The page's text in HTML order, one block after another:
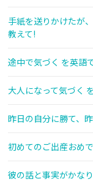
手紙を送りかけたが
教えて!
途中で気づく を英語
大人になって気づく
昨日の自分に勝て、
初めてのご出産おめ
彼の話と事実がかな